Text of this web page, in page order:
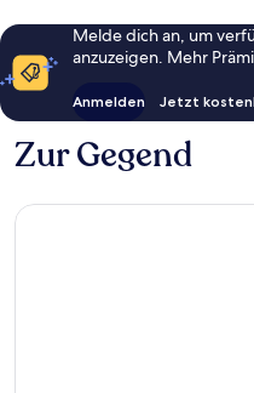
Melde dich an, um
anzuzeigen. Mehr
Anmelden Jetzt
Zur Gegend